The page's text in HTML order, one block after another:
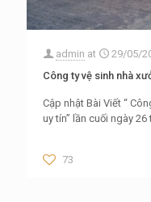
admin at
29/05/
Công ty vệ sinh nhà
Cập nhật Bài Viết “
uy tín” lần cuối ngày
73